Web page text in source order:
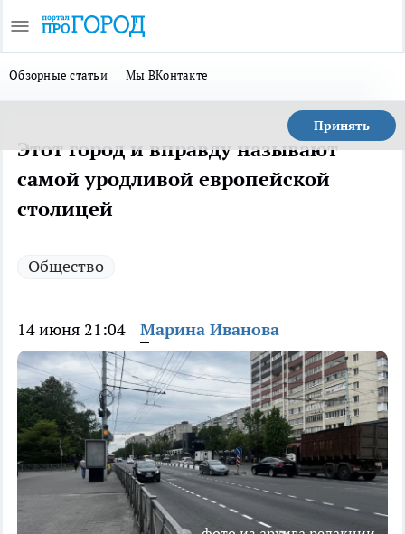
Обзорные статьи Мы ВКонтакте
Принять
Этот город и вправду называют
самой уродливой европейской
столицей
Общество
14 июня 21:04 Марина Иванова